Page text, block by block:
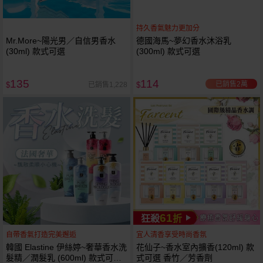
Mr.More~陽光男／自信男香水
(30ml) 款式可選
$135 已銷售1,228
持久香氣魅力更加分
德國海馬~夢幻香水沐浴乳
(300ml) 款式可選
$114 已銷售2萬
自帶香氣打造完美邂逅
韓國 Elastine 伊絲婷~奢華香水洗
髮精／潤髮乳 (600ml) 款式可選
狂殺61折
宜人清香享受時尚香氛
花仙子~香水室內擴香(120ml) 款
式可選 香竹／芳香劑